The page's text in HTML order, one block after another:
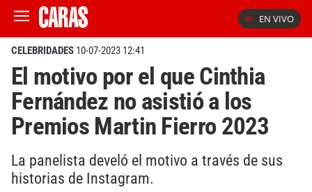
EN VIVO
CELEBRIDADES 10-07-2023 12:41
El motivo por el que Cinthia
Fernández no asistió a los
Premios Martin Fierro 2023
La panelista develó el motivo a través de sus
historias de Instagram.